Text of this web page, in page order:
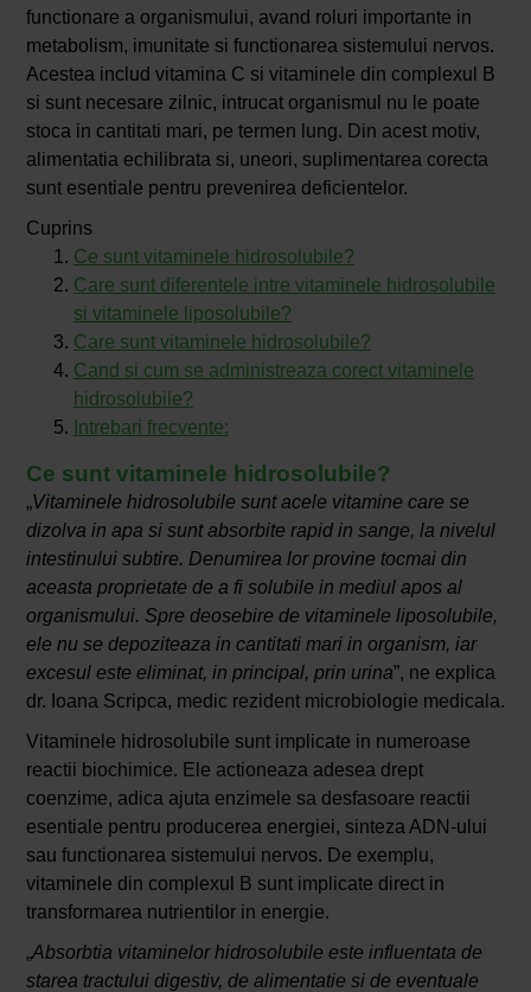
functionare a organismului, avand roluri importante in
metabolism, imunitate si functionarea sistemului nervos.
Acestea includ vitamina C si vitaminele din complexul B
si sunt necesare zilnic, intrucat organismul nu le poate
stoca in cantitati mari, pe termen lung. Din acest motiv,
alimentatia echilibrata si, uneori, suplimentarea corecta
sunt esentiale pentru prevenirea deficientelor.
Cuprins
Ce sunt vitaminele hidrosolubile?
Care sunt diferentele intre vitaminele hidrosolubile
si vitaminele liposolubile?
Care sunt vitaminele hidrosolubile?
Cand si cum se administreaza corect vitaminele
hidrosolubile?
Intrebari frecvente:
Ce sunt vitaminele hidrosolubile?
„Vitaminele hidrosolubile sunt acele vitamine care se
dizolva in apa si sunt absorbite rapid in sange, la nivelul
intestinului subtire. Denumirea lor provine tocmai din
aceasta proprietate de a fi solubile in mediul apos al
organismului. Spre deosebire de vitaminele liposolubile,
ele nu se depoziteaza in cantitati mari in organism, iar
excesul este eliminat, in principal, prin urina”, ne explica
dr. Ioana Scripca, medic rezident microbiologie medicala.
Vitaminele hidrosolubile sunt implicate in numeroase
reactii biochimice. Ele actioneaza adesea drept
coenzime, adica ajuta enzimele sa desfasoare reactii
esentiale pentru producerea energiei, sinteza ADN-ului
sau functionarea sistemului nervos. De exemplu,
vitaminele din complexul B sunt implicate direct in
transformarea nutrientilor in energie.
„Absorbtia vitaminelor hidrosolubile este influentata de
starea tractului digestiv, de alimentatie si de eventuale